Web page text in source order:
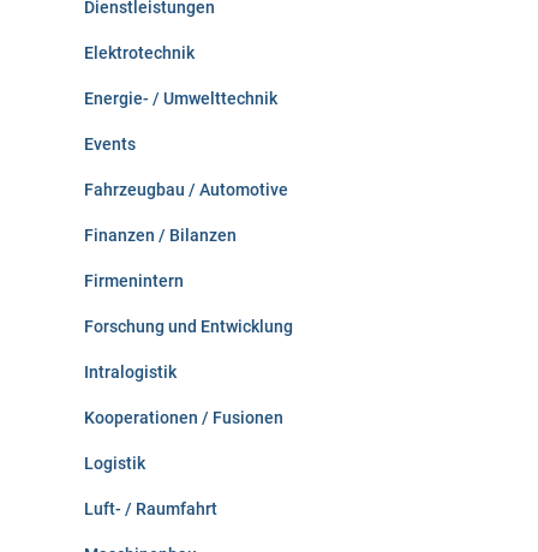
Dienstleistungen
Elektrotechnik
Energie- / Umwelttechnik
Events
Fahrzeugbau / Automotive
Finanzen / Bilanzen
Firmenintern
Forschung und Entwicklung
Intralogistik
Kooperationen / Fusionen
Logistik
Luft- / Raumfahrt